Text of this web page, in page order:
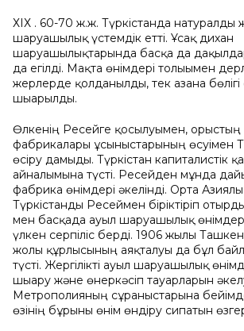
ХІХ ғ. 60-70 ж.ж. Түркістанда
шаруашылық үстемдік етті. Ұсақ дихан
шаруашылықтарында басқа да
да егілді. Мақта өнімдері толығымен
жерлерде қолданылды, тек азғана бөлігі
шығарылды.
Өлкенің Ресейге қосылуымен, орыстың
фабрикалары ұсыныстарының өсуімен
өсіру дамыды. Түркістан капиталистік
айналымына түсті. Ресейден мұнда
фабрика өнімдері әкелінді. Орта
Түркістанды Ресеймен біріктіріп
мен басқада ауыл шаруашылық
үлкен серпіліс берді. 1906 жылы
жолы құрлысының аяқталуы да бұл
түсті. Жергілікті ауыл шаруашылық
шығару және өнеркәсіп тауарларын
Метрополияның сұраныстарына
өзінің бұрынғы өнім өндіру сипатын